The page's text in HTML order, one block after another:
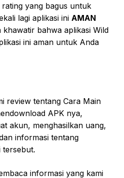
yang bagus untuk
lagi aplikasi ini AMAN
khawatir bahwa aplikasi Wild
ini aman untuk Anda
review tentang Cara Main
APK nya,
akun, menghasilkan uang,
informasi tentang
tersebut.
informasi yang kami